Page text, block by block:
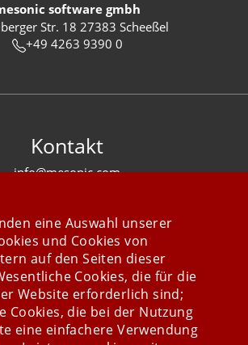
software gmbh
Str. 18 27383 Scheeßel
+49 4263 9390 0
Kontakt
info@mesonic.com
connected
eine Auswahl unserer
und Cookies von
auf den Seiten dieser
Cookies, die für die
Website erforderlich sind;
Cookies, die bei der Nutzung
eine einfachere Verwendung